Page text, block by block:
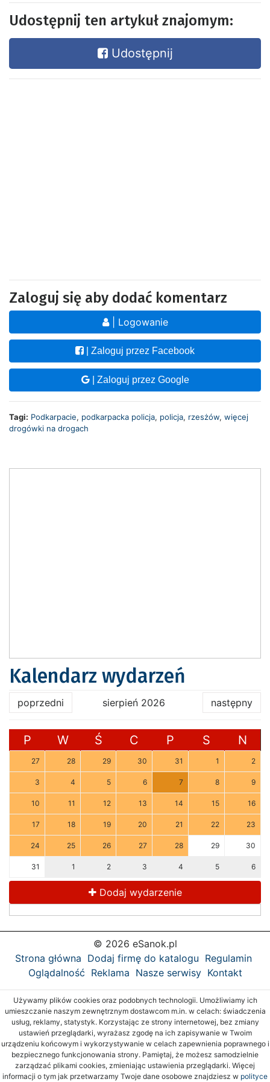
Udostępnij ten artykuł znajomym:
Udostępnij
Zaloguj się aby dodać komentarz
| Logowanie
| Zaloguj przez Facebook
| Zaloguj przez Google
Tagi: Podkarpacie, podkarpacka policja, policja, rzesżów, więcej
drogówki na drogach
Kalendarz wydarzeń
poprzedni sierpień 2026 następny
P W Ś C P S N
27 28 29 30 31 1 2
3 4 5 6 7 8 9
10 11 12 13 14 15 16
17 18 19 20 21 22 23
24 25 26 27 28 29 30
31 1 2 3 4 5 6
Dodaj wydarzenie
© 2026 eSanok.pl
Strona główna Dodaj firmę do katalogu Regulamin
Oglądalność Reklama Nasze serwisy Kontakt
Używamy plików cookies oraz podobnych technologii. Umożliwiamy ich
umieszczanie naszym zewnętrznym dostawcom m.in. w celach: świadczenia
usług, reklamy, statystyk. Korzystając ze strony internetowej, bez zmiany
ustawień przeglądarki, wyrażasz zgodę na ich zapisywanie w Twoim
urządzeniu końcowym i wykorzystywanie w celach zapewnienia poprawnego i
bezpiecznego funkcjonowania strony. Pamiętaj, że możesz samodzielnie
zarządzać plikami cookies, zmieniając ustawienia przeglądarki. Więcej
informacji o tym jak przetwarzamy Twoje dane osobowe znajdziesz w polityce